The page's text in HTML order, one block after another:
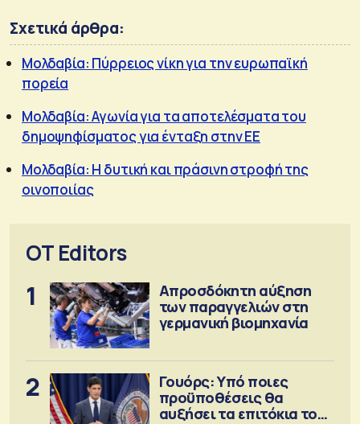
Σχετικά άρθρα:
Μολδαβία: Πύρρειος νίκη για την ευρωπαϊκή
πορεία
Μολδαβία: Αγωνία για τα αποτελέσματα του
δημοψηφίσματος για ένταξη στην ΕΕ
Μολδαβία: Η δυτική και πράσινη στροφή της
οινοποιίας
OT Editors
1
Απροσδόκητη αύξηση
των παραγγελιών στη
γερμανική βιομηχανία
2
Γουόρς: Υπό ποιες
προϋποθέσεις θα
αυξήσει τα επιτόκια τον